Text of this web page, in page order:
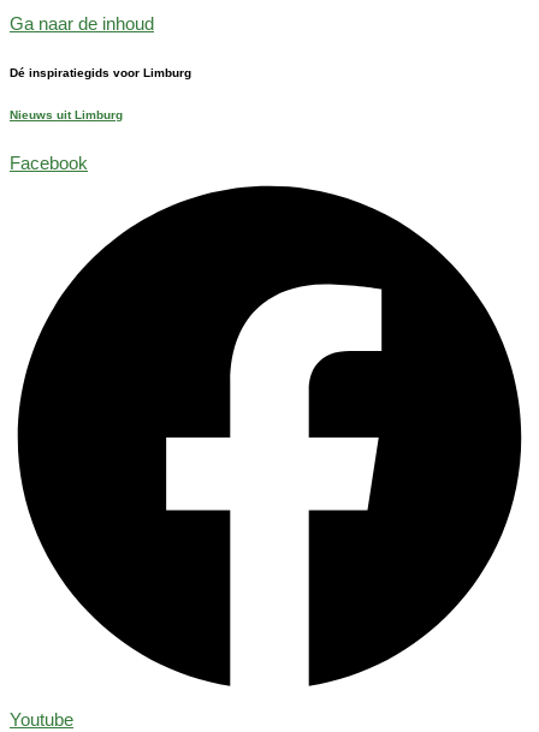
Ga naar de inhoud
Dé inspiratiegids voor Limburg
Nieuws uit Limburg
Facebook
Youtube